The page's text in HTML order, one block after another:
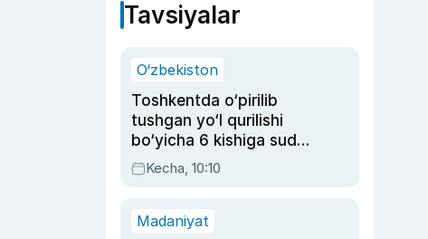
Tavsiyalar
O‘zbekiston
Toshkentda o‘pirilib
tushgan yo‘l qurilishi
bo‘yicha 6 kishiga sud
hukmi o‘qildi
Kecha, 10:10
Madaniyat